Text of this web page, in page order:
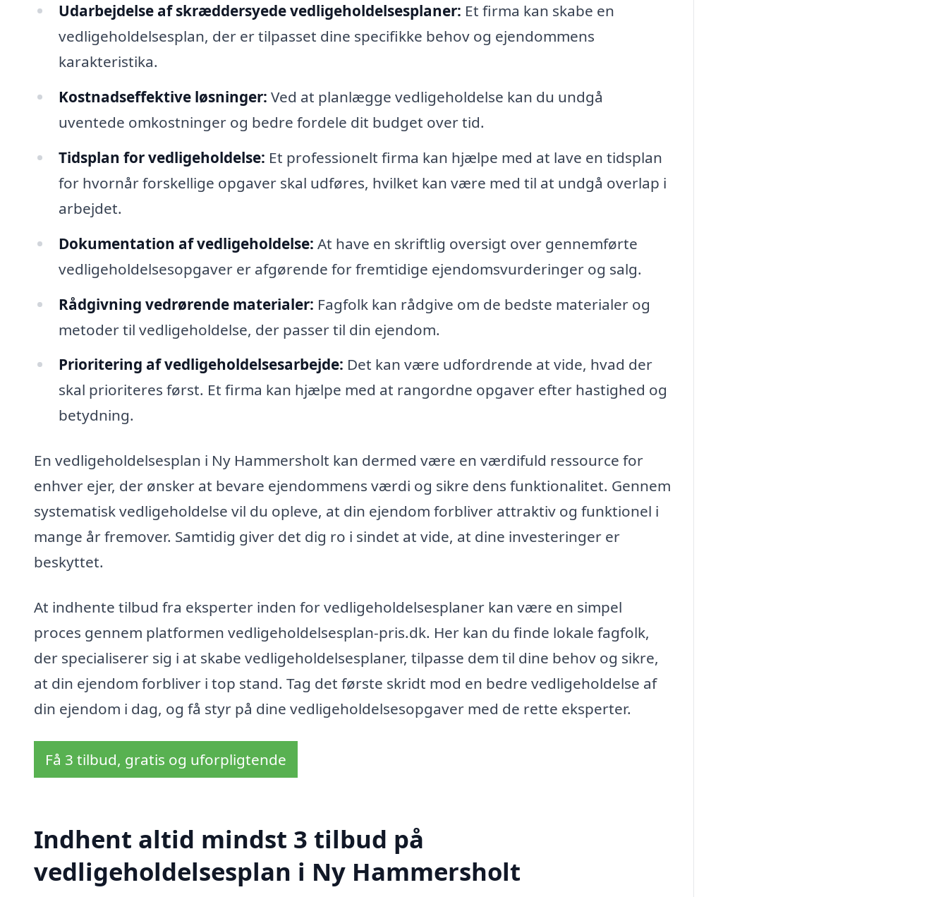
Udarbejdelse af skræddersyede vedligeholdelsesplaner: Et firma kan skabe en
vedligeholdelsesplan, der er tilpasset dine specifikke behov og ejendommens
karakteristika.
Kostnadseffektive løsninger: Ved at planlægge vedligeholdelse kan du undgå
uventede omkostninger og bedre fordele dit budget over tid.
Tidsplan for vedligeholdelse: Et professionelt firma kan hjælpe med at lave en tidsplan
for hvornår forskellige opgaver skal udføres, hvilket kan være med til at undgå overlap i
arbejdet.
Dokumentation af vedligeholdelse: At have en skriftlig oversigt over gennemførte
vedligeholdelsesopgaver er afgørende for fremtidige ejendomsvurderinger og salg.
Rådgivning vedrørende materialer: Fagfolk kan rådgive om de bedste materialer og
metoder til vedligeholdelse, der passer til din ejendom.
Prioritering af vedligeholdelsesarbejde: Det kan være udfordrende at vide, hvad der
skal prioriteres først. Et firma kan hjælpe med at rangordne opgaver efter hastighed og
betydning.
En vedligeholdelsesplan i Ny Hammersholt kan dermed være en værdifuld ressource for
enhver ejer, der ønsker at bevare ejendommens værdi og sikre dens funktionalitet. Gennem
systematisk vedligeholdelse vil du opleve, at din ejendom forbliver attraktiv og funktionel i
mange år fremover. Samtidig giver det dig ro i sindet at vide, at dine investeringer er
beskyttet.
At indhente tilbud fra eksperter inden for vedligeholdelsesplaner kan være en simpel
proces gennem platformen vedligeholdelsesplan-pris.dk. Her kan du finde lokale fagfolk,
der specialiserer sig i at skabe vedligeholdelsesplaner, tilpasse dem til dine behov og sikre,
at din ejendom forbliver i top stand. Tag det første skridt mod en bedre vedligeholdelse af
din ejendom i dag, og få styr på dine vedligeholdelsesopgaver med de rette eksperter.
Få 3 tilbud, gratis og uforpligtende
Indhent altid mindst 3 tilbud på
vedligeholdelsesplan i Ny Hammersholt